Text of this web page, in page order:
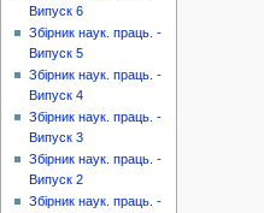
Випуск 6
Збірник наук. праць. -
Випуск 5
Збірник наук. праць. -
Випуск 4
Збірник наук. праць. -
Випуск 3
Збірник наук. праць. -
Випуск 2
Збірник наук. праць. -